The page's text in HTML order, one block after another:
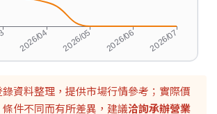
資料整理，提供市場行情參考；實際價
件不同而有所差異，建議洽詢承辦營業